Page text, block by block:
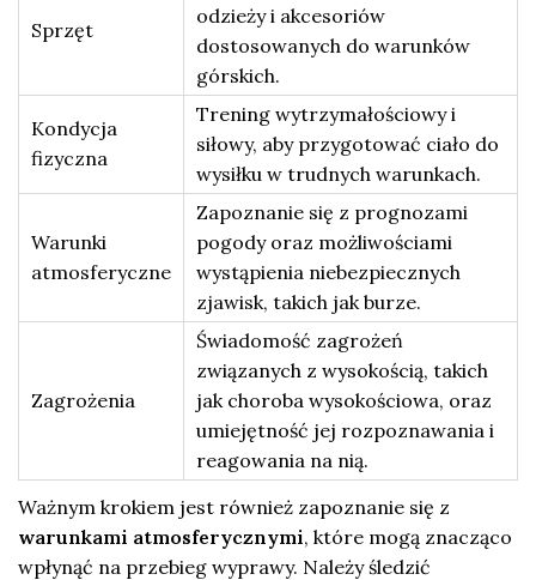
Sprzęt
odzieży i akcesoriów
dostosowanych do warunków
górskich.
Kondycja
fizyczna
Trening wytrzymałościowy i
siłowy, aby przygotować ciało do
wysiłku w trudnych warunkach.
Warunki
atmosferyczne
Zapoznanie się z prognozami
pogody oraz możliwościami
wystąpienia niebezpiecznych
zjawisk, takich jak burze.
Zagrożenia
Świadomość zagrożeń
związanych z wysokością, takich
jak choroba wysokościowa, oraz
umiejętność jej rozpoznawania i
reagowania na nią.
Ważnym krokiem jest również zapoznanie się z
warunkami atmosferycznymi, które mogą znacząco
wpłynąć na przebieg wyprawy. Należy śledzić